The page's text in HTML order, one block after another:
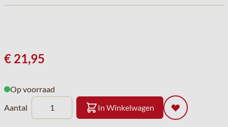
€ 21,95
Op voorraad
Aantal
In Winkelwagen